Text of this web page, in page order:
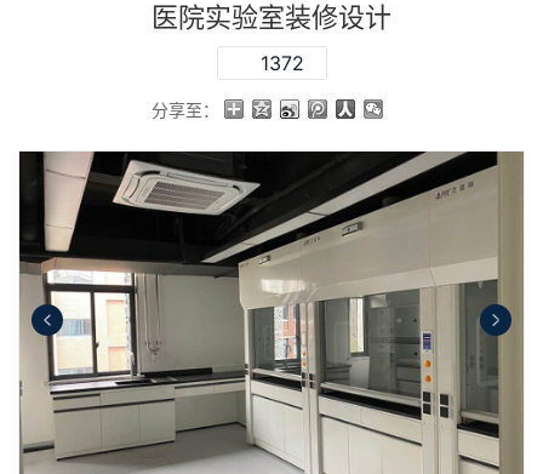
医院实验室装修设计
1372
分享至：